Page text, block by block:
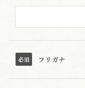
必須 フリガナ